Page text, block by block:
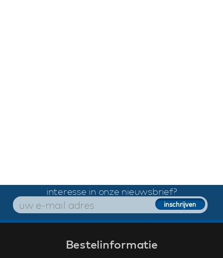
interesse in onze nieuwsbrief?
Bestelinformatie